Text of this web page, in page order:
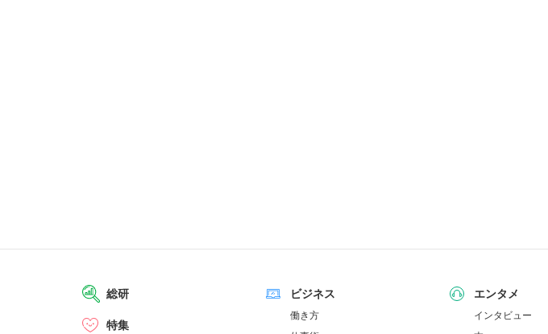
総研
特集
ビジネス
働き方
エンタメ
インタビュー